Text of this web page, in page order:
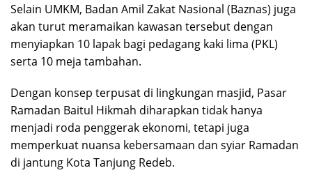
Selain UMKM, Badan Amil Zakat Nasional (Baznas) juga
akan turut meramaikan kawasan tersebut dengan
menyiapkan 10 lapak bagi pedagang kaki lima (PKL)
serta 10 meja tambahan.
Dengan konsep terpusat di lingkungan masjid, Pasar
Ramadan Baitul Hikmah diharapkan tidak hanya
menjadi roda penggerak ekonomi, tetapi juga
memperkuat nuansa kebersamaan dan syiar Ramadan
di jantung Kota Tanjung Redeb.